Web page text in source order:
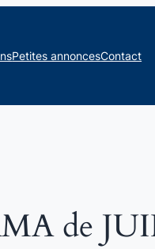
Petites annoncesContact
de